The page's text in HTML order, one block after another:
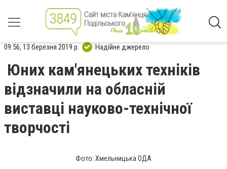
09:56, 13 березня 2019 р. Надійне джерело
Юних кам'янецьких техніків
відзначили на обласній
виставці науково-технічної
творчості
Фото: Хмельницька ОДА